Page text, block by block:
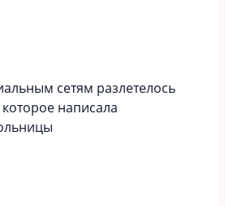
сетям разлетелось
написала